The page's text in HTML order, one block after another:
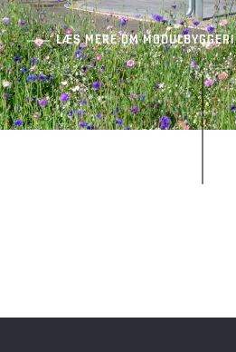
LÆS MERE OM MODULBYGGERI